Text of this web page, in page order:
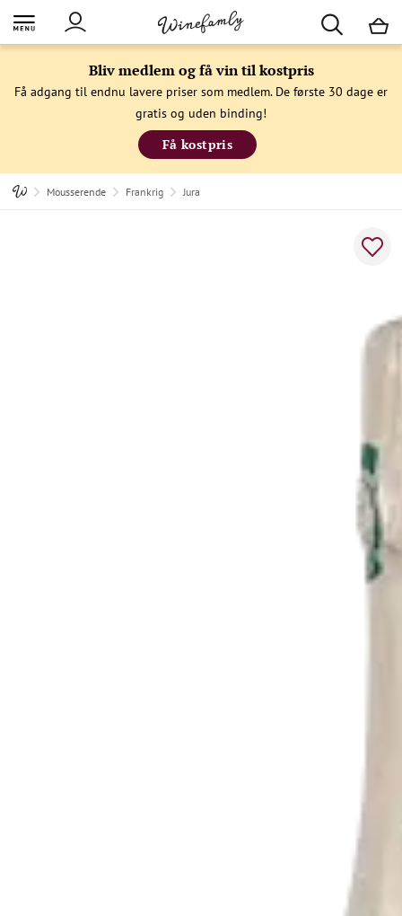
Bliv medlem og få vin til kostpris
Få adgang til endnu lavere priser som medlem. De første 30 dage er
gratis og uden binding!
Få kostpris
Mousserende Frankrig Jura